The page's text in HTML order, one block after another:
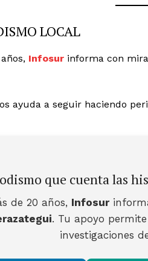
LOCAL
Infosur informa con
ayuda a seguir haciendo
que cuenta las
de 20 años, Infosur
. Tu apoyo
investigaciones